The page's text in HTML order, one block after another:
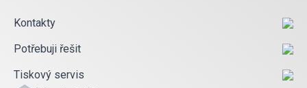
Kontakty
Potřebuji řešit
Tiskový servis